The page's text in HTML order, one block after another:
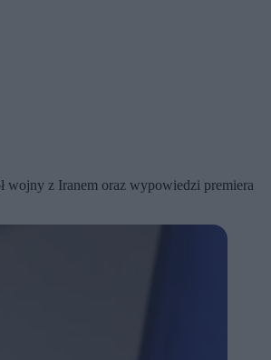
wojny z Iranem oraz wypowiedzi premiera